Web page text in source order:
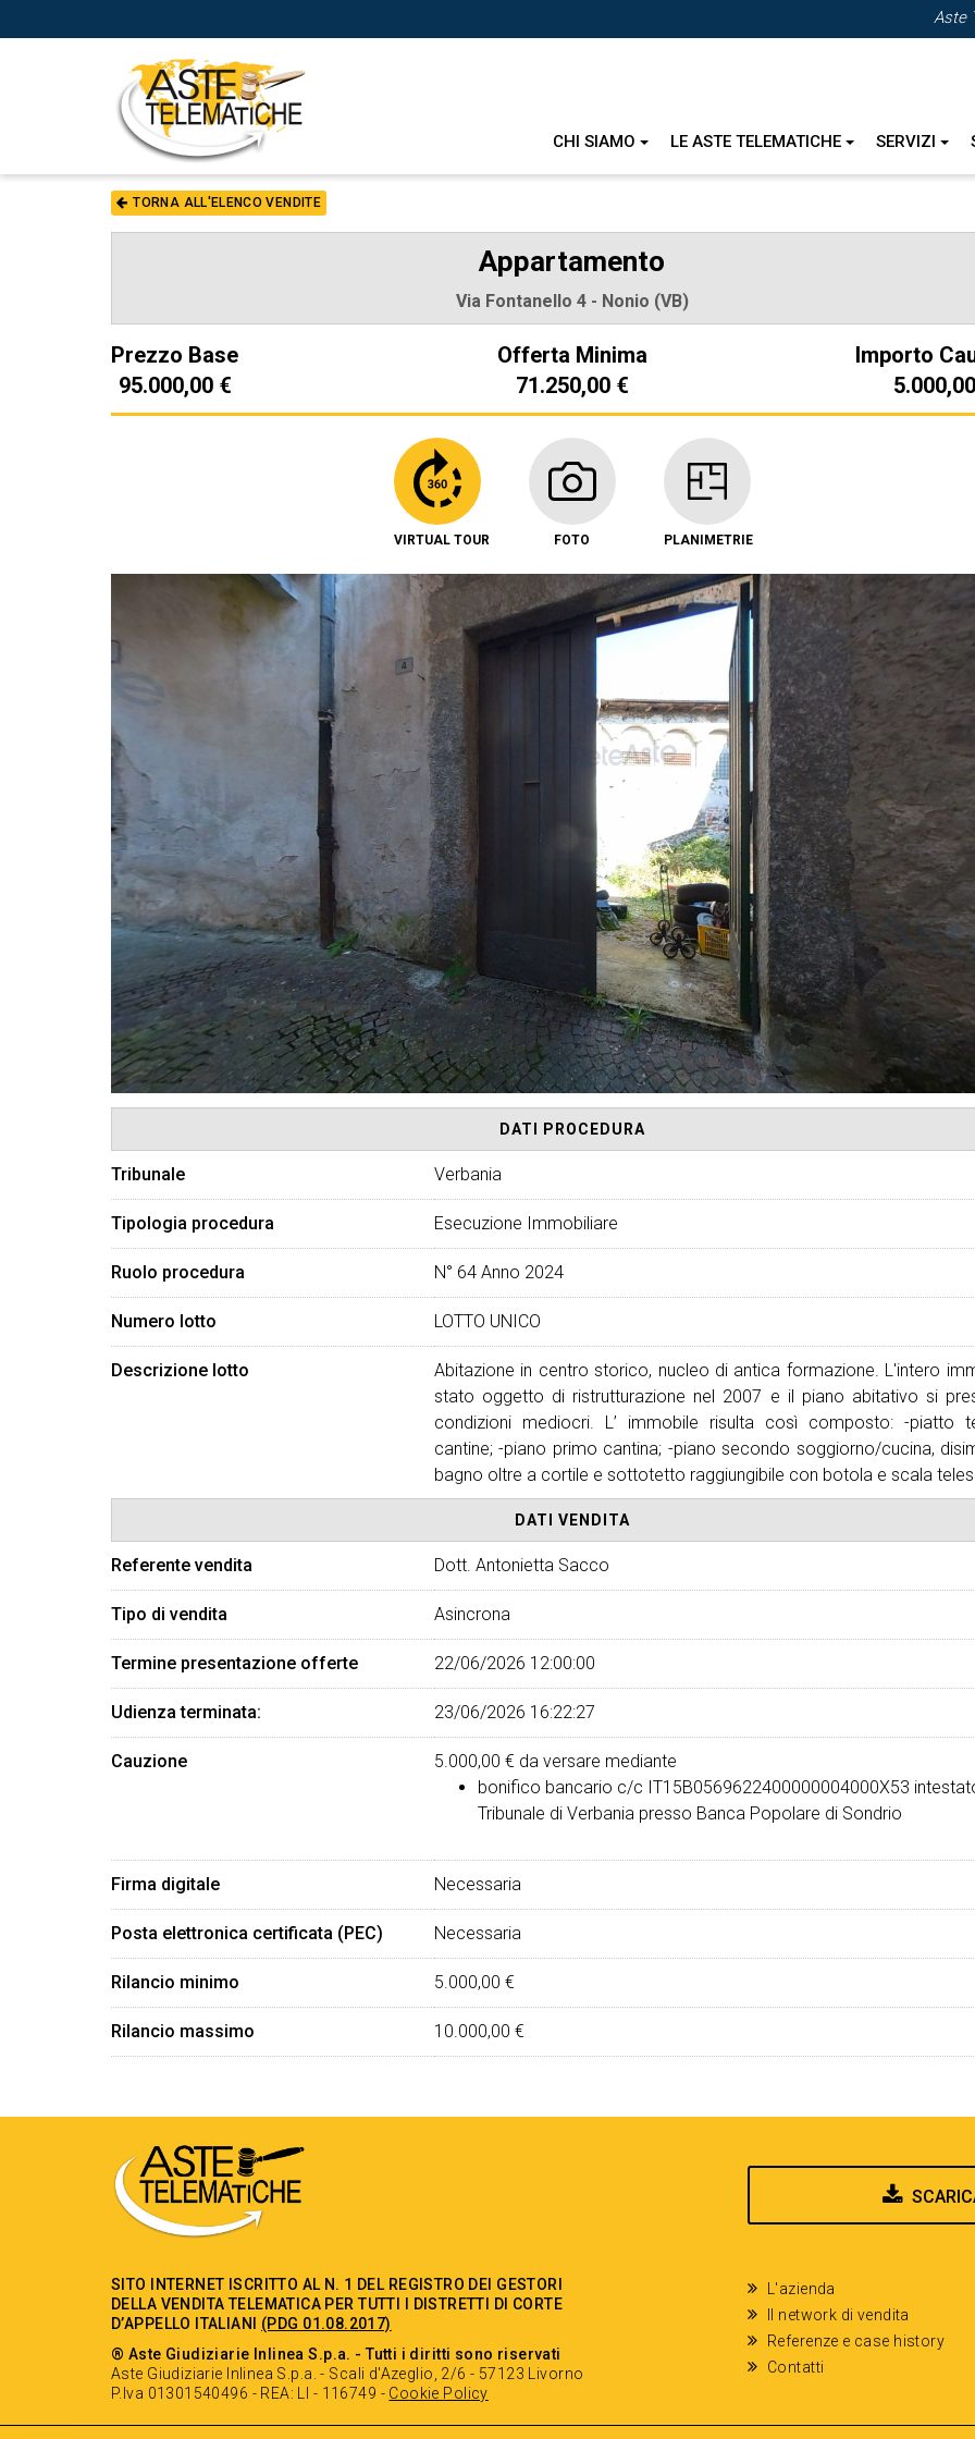
Aste
CHI SIAMO LE ASTE TELEMATICHE SERVIZI
TORNA ALL'ELENCO VENDITE
Appartamento
Via Fontanello 4 - Nonio (VB)
Prezzo Base
95.000,00 €
Offerta Minima
71.250,00 €
Importo
VIRTUAL TOUR FOTO PLANIMETRIE
DATI PROCEDURA
Tribunale Verbania
Tipologia procedura Esecuzione Immobiliare
Ruolo procedura N° 64 Anno 2024
Numero lotto LOTTO UNICO
Descrizione lotto
Abitazione in centro storico, nucleo di antica formazione. L'intero
stato oggetto di ristrutturazione nel 2007 e il piano abitativo si
condizioni mediocri. L’ immobile risulta così composto: -piatto
cantine; -piano primo cantina; -piano secondo soggiorno/cucina,
bagno oltre a cortile e sottotetto raggiungibile con botola e scala
DATI VENDITA
Referente vendita Dott. Antonietta Sacco
Tipo di vendita Asincrona
Termine presentazione offerte 22/06/2026 12:00:00
Udienza terminata: 23/06/2026 16:22:27
Cauzione 5.000,00 € da versare mediante
bonifico bancario c/c IT15B0569622400000004000X53
Tribunale di Verbania presso Banca Popolare di Sondrio
Firma digitale Necessaria
Posta elettronica certificata (PEC) Necessaria
Rilancio minimo 5.000,00 €
Rilancio massimo 10.000,00 €
SITO INTERNET ISCRITTO AL N. 1 DEL REGISTRO DEI GESTORI
DELLA VENDITA TELEMATICA PER TUTTI I DISTRETTI DI CORTE
D’APPELLO ITALIANI (PDG 01.08.2017)
® Aste Giudiziarie Inlinea S.p.a. - Tutti i diritti sono riservati
Aste Giudiziarie Inlinea S.p.a. - Scali d'Azeglio, 2/6 - 57123 Livorno
P.Iva 01301540496 - REA: LI - 116749 - Cookie Policy
L'azienda
Il network di vendita
Referenze e case history
Contatti